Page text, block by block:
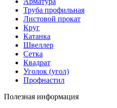
Труба профильная
Листовой прокат
Круг
Катанка
Швеллер
Сетка
Квадрат
Уголок (угол)
Профнастил
Полезная информация